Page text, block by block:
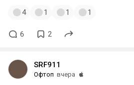
4 1 1 1
6 2
SRF911
Офтоп вчера